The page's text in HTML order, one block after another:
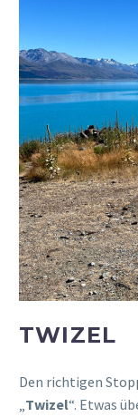
TWIZEL
Den richtigen
„Twizel“. Etwas